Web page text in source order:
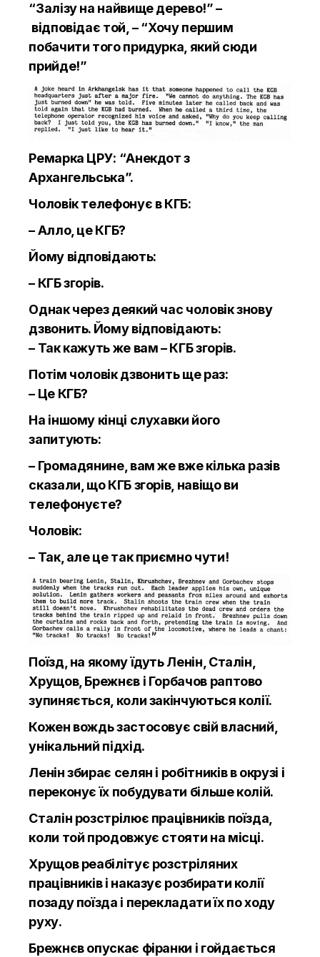
“Залізу на найвище дерево!” –
відповідає той, – “Хочу першим
побачити того придурка, який сюди
прийде!”
Ремарка ЦРУ: “Анекдот з
Архангельська”.
Чоловік телефонує в КГБ:
– Алло, це КГБ?
Йому відповідають:
– КГБ згорів.
Однак через деякий час чоловік знову
дзвонить. Йому відповідають:
– Так кажуть же вам – КГБ згорів.
Потім чоловік дзвонить ще раз:
– Це КГБ?
На іншому кінці слухавки його
запитують:
– Громадянине, вам же вже кілька разів
сказали, що КГБ згорів, навіщо ви
телефонуєте?
Чоловік:
– Так, але це так приємно чути!
Поїзд, на якому їдуть Ленін, Сталін,
Хрущов, Брежнєв і Горбачов раптово
зупиняється, коли закінчуються колії.
Кожен вождь застосовує свій власний,
унікальний підхід.
Ленін збирає селян і робітників в окрузі і
переконує їх побудувати більше колій.
Сталін розстрілює працівників поїзда,
коли той продовжує стояти на місці.
Хрущов реабілітує розстріляних
працівників і наказує розбирати колії
позаду поїзда і перекладати їх по ходу
руху.
Брежнєв опускає фіранки і гойдається